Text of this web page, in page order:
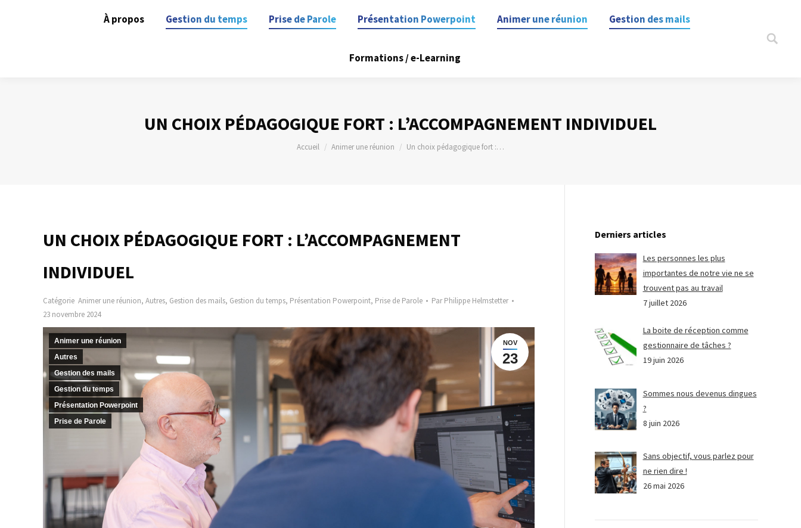
À propos Gestion du temps Prise de Parole Présentation Powerpoint Animer une réunion Gestion des mails
Formations / e-Learning
Search:
UN CHOIX PÉDAGOGIQUE FORT : L’ACCOMPAGNEMENT INDIVIDUEL
Vous êtes ici :
Accueil Animer une réunion Un choix pédagogique fort :…
UN CHOIX PÉDAGOGIQUE FORT : L’ACCOMPAGNEMENT
INDIVIDUEL
Catégorie Animer une réunion, Autres, Gestion des mails, Gestion du temps, Présentation Powerpoint, Prise de Parole ParPhilippe Helmstetter
23 novembre 2024
NOV
23
Animer une réunion
Autres
Gestion des mails
Gestion du temps
Présentation Powerpoint
Prise de Parole
Derniers articles
Les personnes les plus
importantes de notre vie ne se
trouvent pas au travail
7 juillet 2026
La boite de réception comme
gestionnaire de tâches ?
19 juin 2026
Sommes nous devenus dingues
?
8 juin 2026
Sans objectif, vous parlez pour
ne rien dire !
26 mai 2026